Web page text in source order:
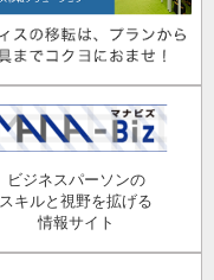
ビジネスパーソンの
スキルと視野を拡げる
情報サイト